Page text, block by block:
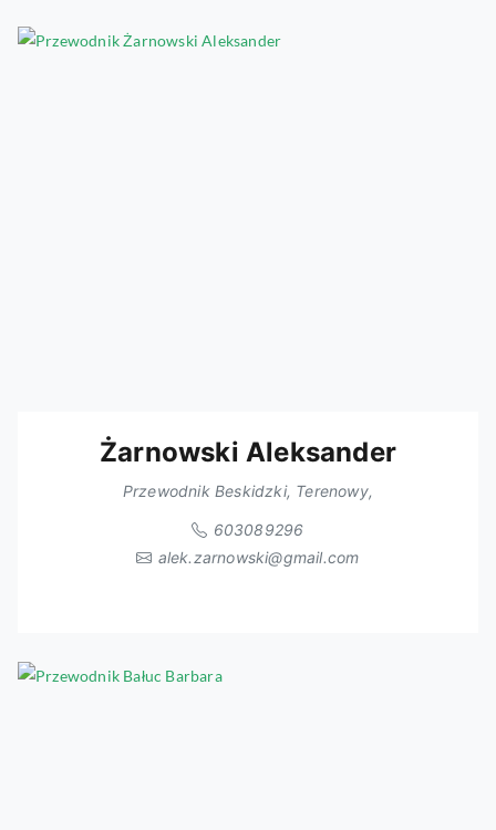
Żarnowski Aleksander
Przewodnik Beskidzki, Terenowy,
603089296
alek.zarnowski@gmail.com